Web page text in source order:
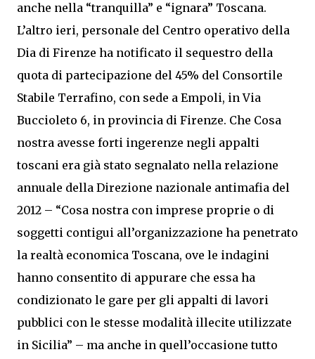
anche nella “tranquilla” e “ignara” Toscana.
L’altro ieri, personale del Centro operativo della
Dia di Firenze ha notificato il sequestro della
quota di partecipazione del 45% del Consortile
Stabile Terrafino, con sede a Empoli, in Via
Buccioleto 6, in provincia di Firenze. Che Cosa
nostra avesse forti ingerenze negli appalti
toscani era già stato segnalato nella relazione
annuale della Direzione nazionale antimafia del
2012 – “Cosa nostra con imprese proprie o di
soggetti contigui all’organizzazione ha penetrato
la realtà economica Toscana, ove le indagini
hanno consentito di appurare che essa ha
condizionato le gare per gli appalti di lavori
pubblici con le stesse modalità illecite utilizzate
in Sicilia” – ma anche in quell’occasione tutto